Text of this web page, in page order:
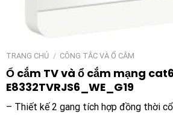
TRANG CHỦ / CÔNG TẮC VÀ Ổ CẮM
Ổ cắm TV và ổ cắm mạng
E8332TVRJS6_WE_G19
– Thiết kế 2 gang tích hợp đồng thời